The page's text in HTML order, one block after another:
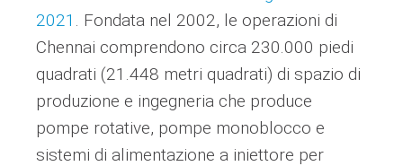
2021 . Fondata nel 2002, le operazioni di
Chennai comprendono circa 230.000 piedi
quadrati (21.448 metri quadrati) di spazio di
produzione e ingegneria che produce
pompe rotative, pompe monoblocco e
sistemi di alimentazione a iniettore per